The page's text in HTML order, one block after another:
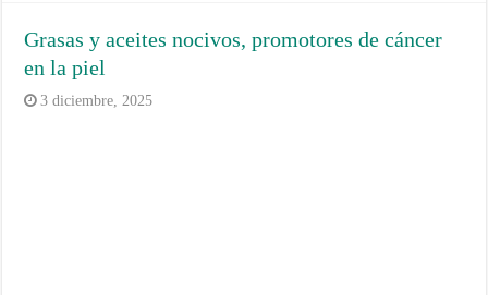
Grasas y aceites nocivos, promotores de cáncer
en la piel
3 diciembre, 2025